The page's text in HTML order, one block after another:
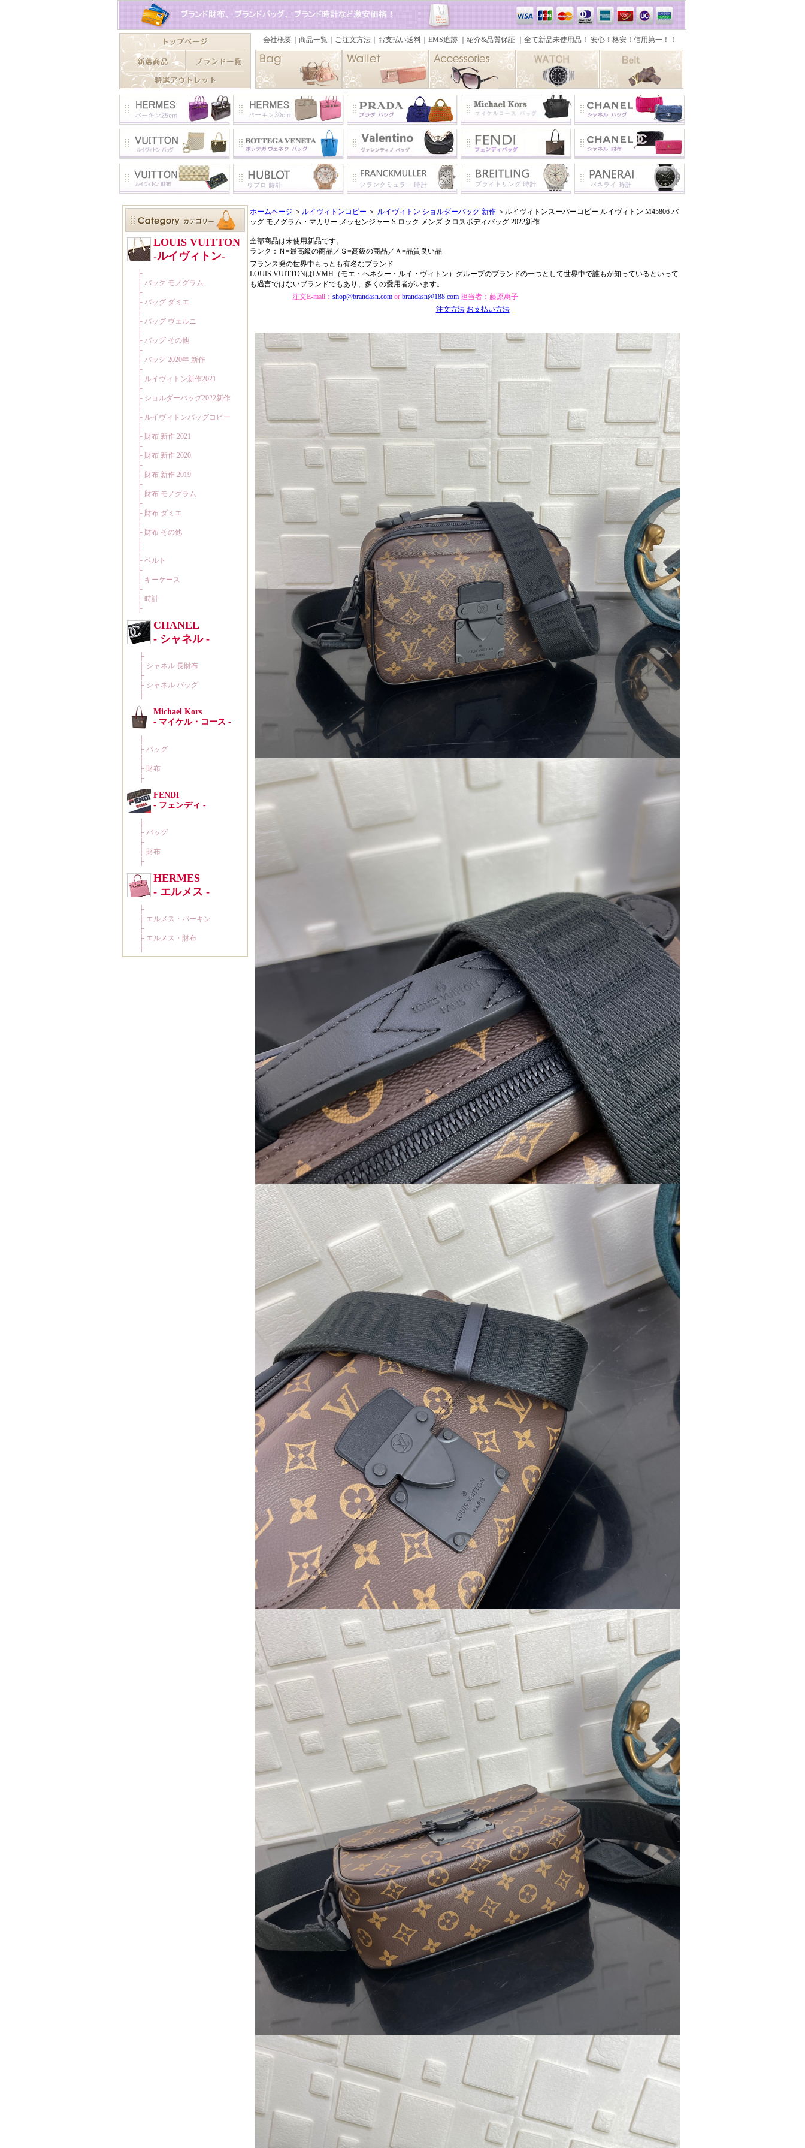
ホームページ ＞ ルイヴィトンコピー ＞ ルイヴィトン ショルダーバッグ 新作 ＞ルイヴィトンスーパーコピー ルイヴィトン M45806 バ
ッグ モノグラム・マカサー メッセンジャー S ロック メンズ クロスボディバッグ 2022新作
全部商品は未使用新品です。
ランク：Ｎ=最高級の商品／Ｓ=高級の商品／Ａ=品質良い品
フランス発の世界中もっとも有名なブランド
LOUIS VUITTONはLVMH（モエ・ヘネシー・ルイ・ヴィトン）グループのブランドの一つとして世界中で誰もが知っているといって
も過言ではないブランドでもあり、多くの愛用者がいます。
注文E-mail： shop@brandasn.com or brandasn@188.com 担当者：藤原惠子
注文方法 お支払い方法